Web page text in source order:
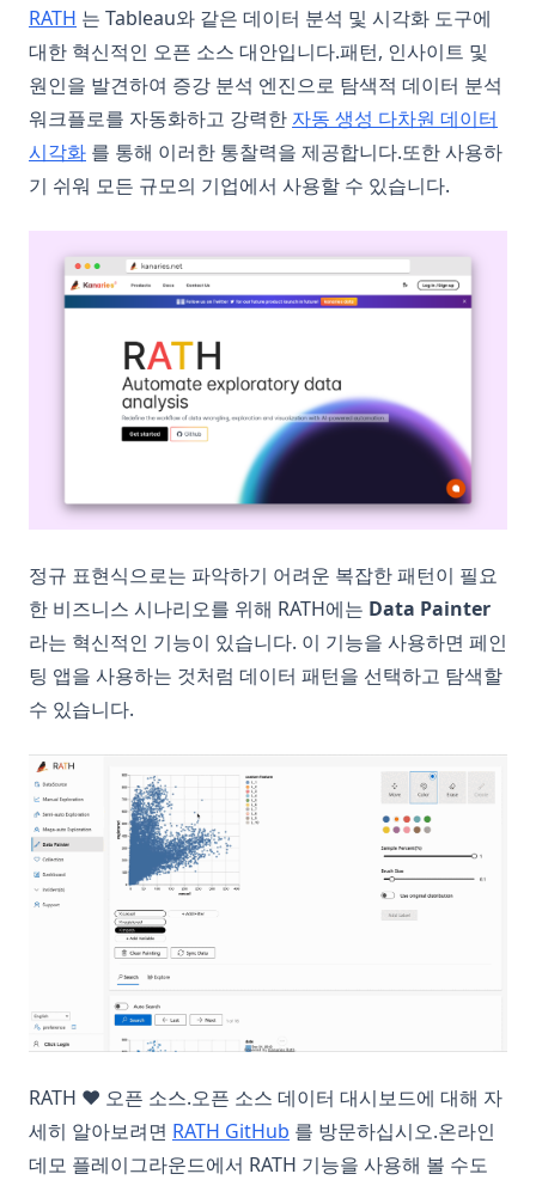
RATH (opens in a new tab)
는 Tableau와 같은 데이터 분석 및 시각화 도구에
대한 혁신적인 오픈 소스 대안입니다.패턴, 인사이트 및
원인을 발견하여 증강 분석 엔진으로 탐색적 데이터 분석
워크플로를 자동화하고 강력한 자동 생성 다차원 데이터
시각화 를 통해 이러한 통찰력을 제공합니다.또한 사용하
기 쉬워 모든 규모의 기업에서 사용할 수 있습니다.
정규 표현식으로는 파악하기 어려운 복잡한 패턴이 필요
한 비즈니스 시나리오를 위해 RATH에는 Data Painter
라는 혁신적인 기능이 있습니다. 이 기능을 사용하면 페인
팅 앱을 사용하는 것처럼 데이터 패턴을 선택하고 탐색할
수 있습니다.
RATH ❤️ 오픈 소스.오픈 소스 데이터 대시보드에 대해 자
세히 알아보려면 RATH GitHub (opens in a new tab)
를 방문하십시오.온라인
데모 플레이그라운드에서 RATH 기능을 사용해 볼 수도